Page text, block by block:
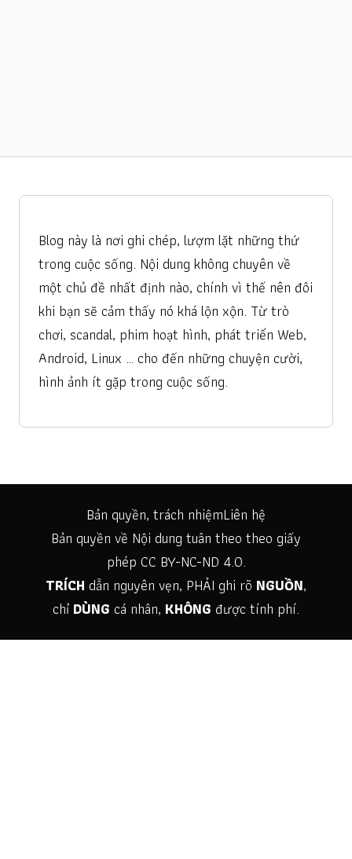
Blog này là nơi ghi chép, lượm lặt những thứ
trong cuộc sống. Nội dung không chuyên về
một chủ đề nhất định nào, chính vì thế nên đôi
khi bạn sẽ cảm thấy nó khá lộn xộn. Từ trò
chơi, scandal, phim hoạt hình, phát triển Web,
Android, Linux … cho đến những chuyện cười,
hình ảnh ít gặp trong cuộc sống.
Bản quyền, trách nhiệmLiên hệ
Bản quyền về Nội dung tuân theo theo giấy
phép CC BY-NC-ND 4.0.
TRÍCH dẫn nguyên vẹn, PHẢI ghi rõ NGUỒN,
chỉ DÙNG cá nhân, KHÔNG được tính phí.